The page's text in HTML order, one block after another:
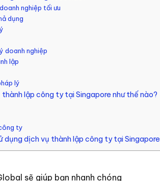
nghiệp tối ưu
dụng
doanh nghiệp
lập
lý
lập công ty tại Singapore như thế nào?
ty
dụng dịch vụ thành lập công ty tại Singapore
sẽ giúp bạn nhanh chóng